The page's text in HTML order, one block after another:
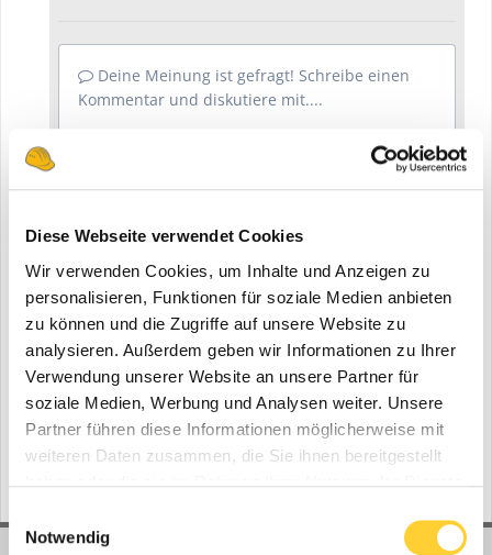
Diese Webseite verwendet Cookies
Wir verwenden Cookies, um Inhalte und Anzeigen zu
personalisieren, Funktionen für soziale Medien anbieten
zu können und die Zugriffe auf unsere Website zu
analysieren. Außerdem geben wir Informationen zu Ihrer
Verwendung unserer Website an unsere Partner für
soziale Medien, Werbung und Analysen weiter. Unsere
Partner führen diese Informationen möglicherweise mit
weiteren Daten zusammen, die Sie ihnen bereitgestellt
Notwendig
Deine Meinung ist gefragt! Schreibe einen
Kommentar und diskutiere mit....
Folgen diesem Inhalt
Gehe zu Videos